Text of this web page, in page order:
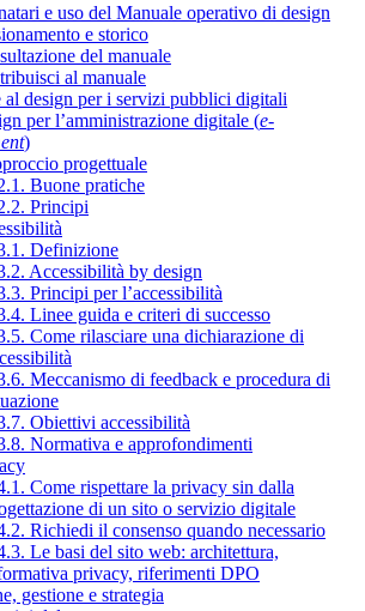
e uso del Manuale operativo di design
e storico
del manuale
al manuale
al design per i servizi pubblici digitali
per l’amministrazione digitale (e-
)
progettuale
Buone pratiche
Principi
Definizione
Accessibilità by design
Principi per l’accessibilità
Linee guida e criteri di successo
Come rilasciare una dichiarazione di
Meccanismo di feedback e procedura di
Obiettivi accessibilità
Normativa e approfondimenti
Come rispettare la privacy sin dalla
di un sito o servizio digitale
Richiedi il consenso quando necessario
Le basi del sito web: architettura,
privacy, riferimenti DPO
gestione e strategia